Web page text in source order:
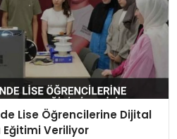
Lise Öğrencilerine Dijital
Veriliyor